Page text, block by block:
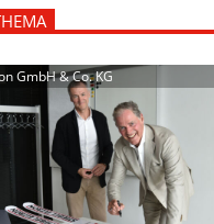
GmbH & Co. KG